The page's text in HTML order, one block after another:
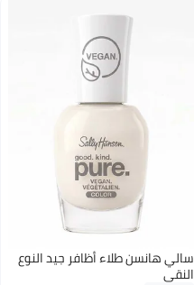
سالي هانسن طلاء أظافر جيد النوع
النقي